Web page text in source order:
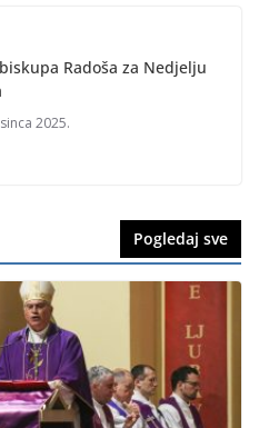
Radoša za Nedjelju
2025.
Pogledaj sve